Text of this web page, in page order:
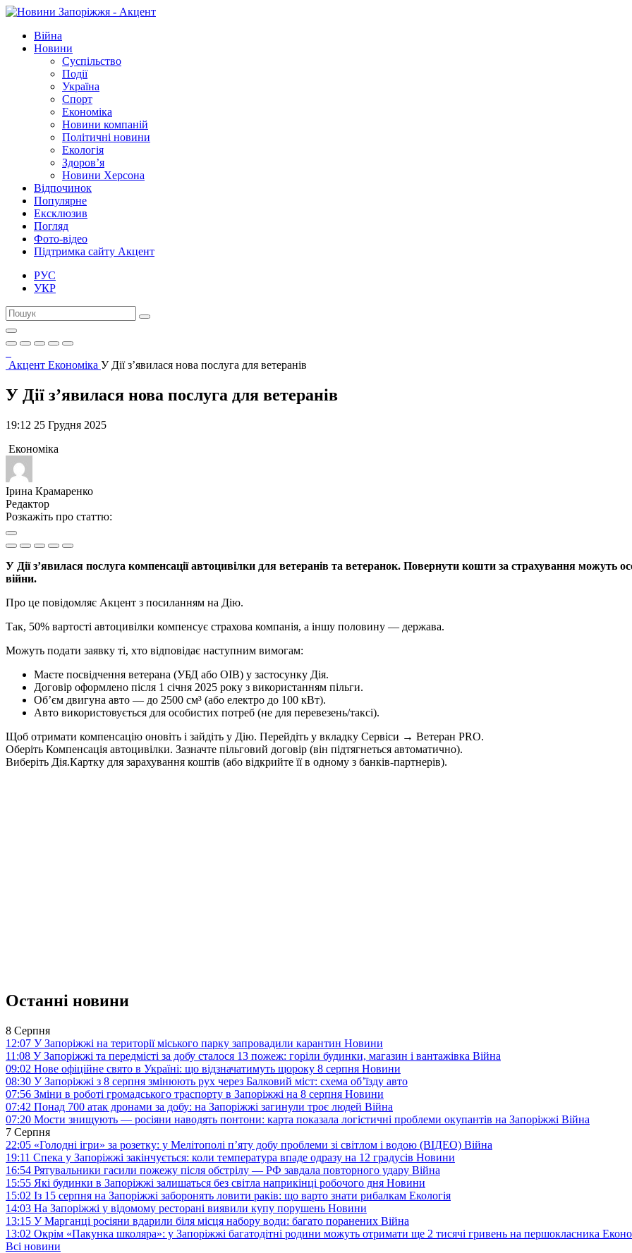
Війна
Новини
Суспільство
Події
Україна
Спорт
Економіка
Новини компаній
Політичні новини
Екологія
Здоров’я
Новини Херсона
Відпочинок
Популярне
Ексклюзив
Погляд
Фото-відео
Підтримка сайту Акцент
РУС
УКР
Акцент Економіка У Дії з’явилася нова послуга для ветеранів
У Дії з’явилася нова послуга для ветеранів
19:12 25 Грудня 2025
Економіка
Ірина Крамаренко
Редактор
Розкажіть про статтю:
У Дії з’явилася послуга компенсації автоцивілки для ветеранів та ветеранок. Повернути кошти за страхування можуть
війни.
Про це повідомляє Акцент з посиланням на Дію.
Так, 50% вартості автоцивілки компенсує страхова компанія, а іншу половину — держава.
Можуть подати заявку ті, хто відповідає наступним вимогам:
Маєте посвідчення ветерана (УБД або ОІВ) у застосунку Дія.
Договір оформлено після 1 січня 2025 року з використанням пільги.
Об’єм двигуна авто — до 2500 см³ (або електро до 100 кВт).
Авто використовується для особистих потреб (не для перевезень/таксі).
Щоб отримати компенсацію оновіть і зайдіть у Дію. Перейдіть у вкладку Сервіси → Ветеран PRO.
Оберіть Компенсація автоцивілки. Зазначте пільговий договір (він підтягнеться автоматично).
Виберіть Дія.Картку для зарахування коштів (або відкрийте її в одному з банків-партнерів).
Останні новини
8 Серпня
12:07 У Запоріжжі на території міського парку запровадили карантин Новини
11:08 У Запоріжжі та передмісті за добу сталося 13 пожеж: горіли будинки, магазин і вантажівка Війна
09:02 Нове офіційне свято в Україні: що відзначатимуть щороку 8 серпня Новини
08:30 У Запоріжжі з 8 серпня змінюють рух через Балковий міст: схема об’їзду авто
07:56 Зміни в роботі громадського траспорту в Запоріжжі на 8 серпня Новини
07:42 Понад 700 атак дронами за добу: на Запоріжжі загинули троє людей Війна
07:20 Мости знищують — росіяни наводять понтони: карта показала логістичні проблеми окупантів на Запоріжжі Війна
7 Серпня
22:05 «Голодні ігри» за розетку: у Мелітополі п’яту добу проблеми зі світлом і водою (ВІДЕО) Війна
19:11 Спека у Запоріжжі закінчується: коли температура впаде одразу на 12 градусів Новини
16:54 Рятувальники гасили пожежу після обстрілу — РФ завдала повторного удару Війна
15:55 Які будинки в Запоріжжі залишаться без світла наприкінці робочого дня Новини
15:02 Із 15 серпня на Запоріжжі заборонять ловити раків: що варто знати рибалкам Екологія
14:03 На Запоріжжі у відомому ресторані виявили купу порушень Новини
13:15 У Марганці росіяни вдарили біля місця набору води: багато поранених Війна
13:02 Окрім «Пакунка школяра»: у Запоріжжі багатодітні родини можуть отримати ще 2 тисячі гривень на першокласника
Всі новини